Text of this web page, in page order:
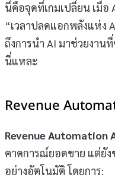
นี่คือจุดที่เกมเปลี่ยน เมื่อ
“เวลาปลดแอกพลังแห่ง
ถึงการนำ AI มาช่วยงาน
นี่แหละ
Revenue
Revenue Automation
คาดการณ์ยอดขาย แต่ยัง
อย่างอัตโนมัติ โดยการ: